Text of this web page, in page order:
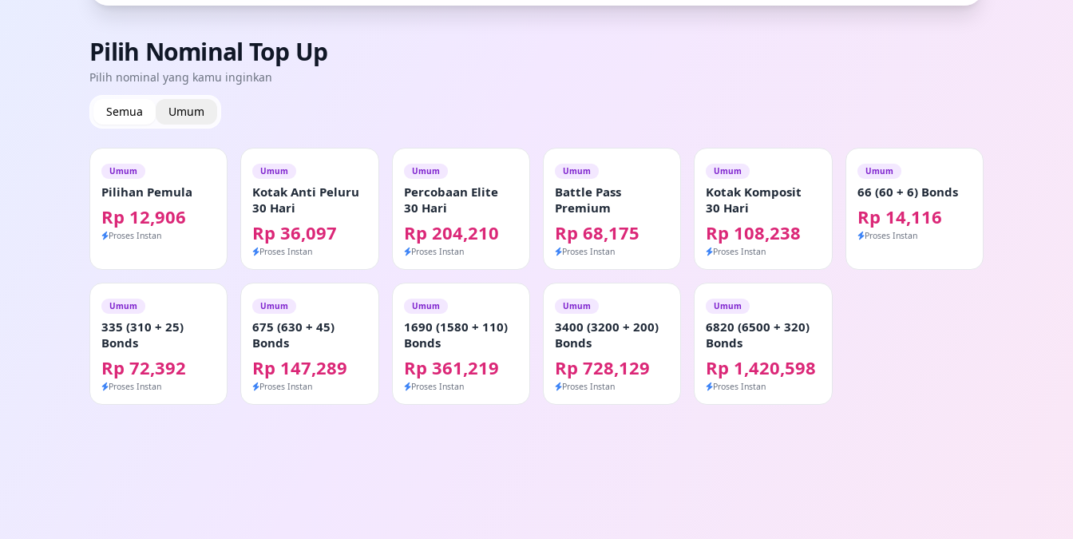
Pilih Nominal Top Up
Pilih nominal yang kamu inginkan
Semua Umum
Umum
Pilihan Pemula
Rp 12,906
Proses Instan
Umum
Kotak Anti Peluru
30 Hari
Rp 36,097
Proses Instan
Umum
Percobaan Elite
30 Hari
Rp 204,210
Proses Instan
Umum
Battle Pass
Premium
Rp 68,175
Proses Instan
Umum
Kotak Komposit
30 Hari
Rp 108,238
Proses Instan
Umum
66 (60 + 6) Bonds
Rp 14,116
Proses Instan
Umum
335 (310 + 25)
Bonds
Rp 72,392
Proses Instan
Umum
675 (630 + 45)
Bonds
Rp 147,289
Proses Instan
Umum
1690 (1580 + 110)
Bonds
Rp 361,219
Proses Instan
Umum
3400 (3200 + 200)
Bonds
Rp 728,129
Proses Instan
Umum
6820 (6500 + 320)
Bonds
Rp 1,420,598
Proses Instan